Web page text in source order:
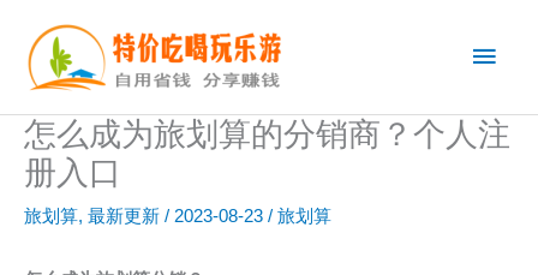
容
主
菜
怎么成为旅划算的分销商？个人注
册入口
旅划算, 最新更新 / 2023-08-23 / 旅划算